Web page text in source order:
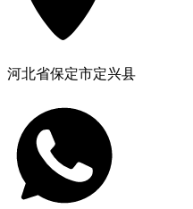
河北省保定市定兴县